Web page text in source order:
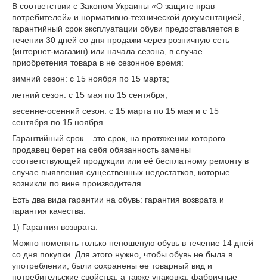
В соответствии с Законом Украины «О защите прав
потребителей» и нормативно-технической документацией,
гарантийный срок эксплуатации обуви предоставляется в
течении 30 дней со дня продажи через розничную сеть
(интернет-магазин) или начала сезона, в случае
приобретения товара в не сезонное время:
зимний сезон: с 15 ноября по 15 марта;
летний сезон: с 15 мая по 15 сентября;
весенне-осенний сезон: с 15 марта по 15 мая и с 15
сентября по 15 ноября.
Гарантийный срок – это срок, на протяжении которого
продавец берет на себя обязанность замены
соответствующей продукции или её бесплатному ремонту в
случае выявления существенных недостатков, которые
возникли по вине производителя.
Есть два вида гарантии на обувь: гарантия возврата и
гарантия качества.
1) Гарантия возврата:
Можно поменять только неношеную обувь в течение 14 дней
со дня покупки. Для этого нужно, чтобы обувь не была в
употреблении, были сохранены ее товарный вид и
потребительские свойства, а также упаковка, фабричные